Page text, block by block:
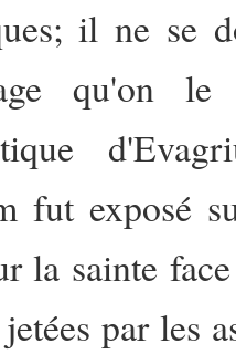
il ne se
qu'on
fut exposé
la sainte
par les